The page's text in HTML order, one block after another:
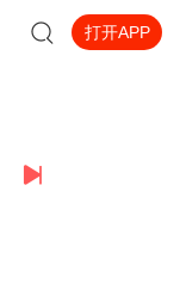
打开APP